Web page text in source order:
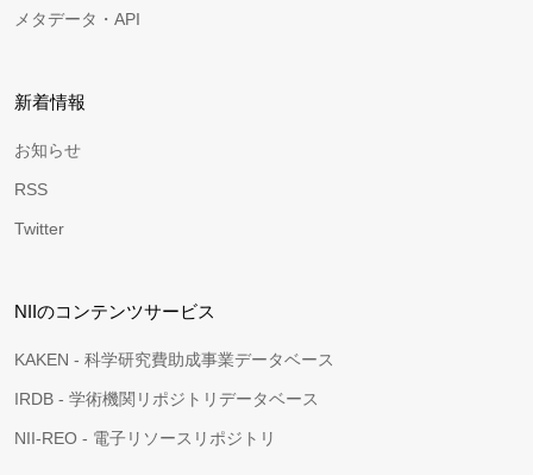
メタデータ・API
新着情報
お知らせ
RSS
Twitter
NIIのコンテンツサービス
KAKEN - 科学研究費助成事業データベース
IRDB - 学術機関リポジトリデータベース
NII-REO - 電子リソースリポジトリ